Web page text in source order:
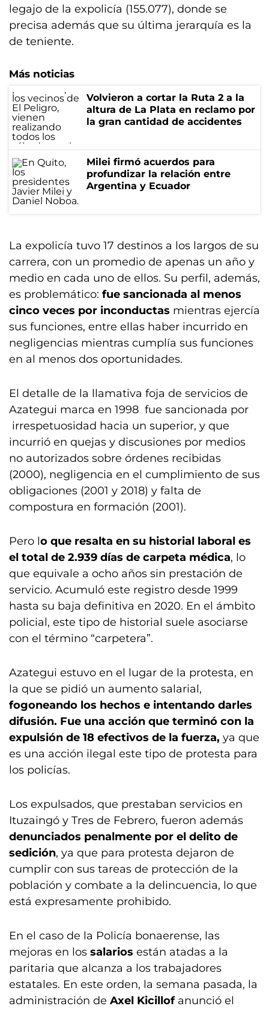
legajo de la expolicía (155.077), donde se
precisa además que su última jerarquía es la
de teniente.
Más noticias
Volvieron a cortar la Ruta 2 a la
altura de La Plata en reclamo por
la gran cantidad de accidentes
Milei firmó acuerdos para
profundizar la relación entre
Argentina y Ecuador
La expolicía tuvo 17 destinos a los largos de su
carrera, con un promedio de apenas un año y
medio en cada uno de ellos. Su perfil, además,
es problemático: fue sancionada al menos
cinco veces por inconductas mientras ejercía
sus funciones, entre ellas haber incurrido en
negligencias mientras cumplía sus funciones
en al menos dos oportunidades.
El detalle de la llamativa foja de servicios de
Azategui marca en 1998 fue sancionada por
irrespetuosidad hacia un superior, y que
incurrió en quejas y discusiones por medios
no autorizados sobre órdenes recibidas
(2000), negligencia en el cumplimiento de sus
obligaciones (2001 y 2018) y falta de
compostura en formación (2001).
Pero lo que resalta en su historial laboral es
el total de 2.939 días de carpeta médica, lo
que equivale a ocho años sin prestación de
servicio. Acumuló este registro desde 1999
hasta su baja definitiva en 2020. En el ámbito
policial, este tipo de historial suele asociarse
con el término “carpetera”.
Azategui estuvo en el lugar de la protesta, en
la que se pidió un aumento salarial,
fogoneando los hechos e intentando darles
difusión. Fue una acción que terminó con la
expulsión de 18 efectivos de la fuerza, ya que
es una acción ilegal este tipo de protesta para
los policías.
Los expulsados, que prestaban servicios en
Ituzaingó y Tres de Febrero, fueron además
denunciados penalmente por el delito de
sedición, ya que para protesta dejaron de
cumplir con sus tareas de protección de la
población y combate a la delincuencia, lo que
está expresamente prohibido.
En el caso de la Policía bonaerense, las
mejoras en los salarios están atadas a la
paritaria que alcanza a los trabajadores
estatales. En este orden, la semana pasada, la
administración de Axel Kicillofanunció el